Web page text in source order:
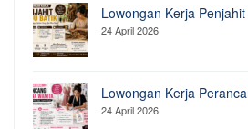
Lowongan Kerja
24 April 2026
Lowongan Kerja
24 April 2026